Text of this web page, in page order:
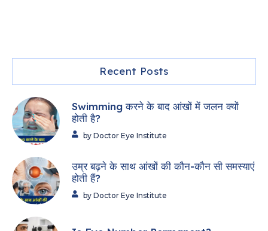
Recent Posts
Swimming करने के बाद आंखों में जलन क्यों
होती है?
by Doctor Eye Institute
उम्र बढ़ने के साथ आंखों की कौन-कौन सी समस्याएं
होती हैं?
by Doctor Eye Institute